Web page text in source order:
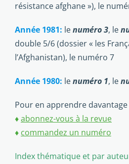
résistance afghane »), le
Année 1981: lenuméro 3, le
double 5/6 (dossier « les
l’Afghanistan), le numéro 7
Année 1980: lenuméro 1, le
Pour en apprendre davantage
♦abonnez-vous à la revue
♦ commandez un numéro
Index thématique et par